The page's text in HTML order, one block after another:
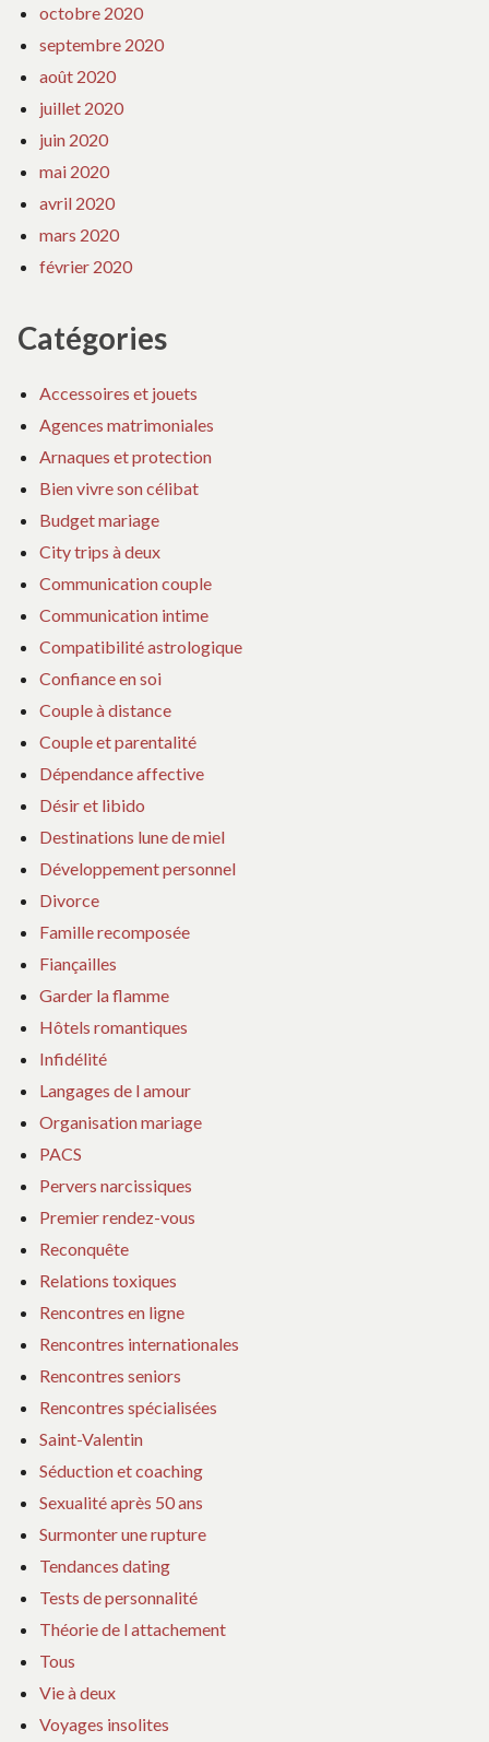
octobre 2020
septembre 2020
août 2020
juillet 2020
juin 2020
mai 2020
avril 2020
mars 2020
février 2020
Catégories
Accessoires et jouets
Agences matrimoniales
Arnaques et protection
Bien vivre son célibat
Budget mariage
City trips à deux
Communication couple
Communication intime
Compatibilité astrologique
Confiance en soi
Couple à distance
Couple et parentalité
Dépendance affective
Désir et libido
Destinations lune de miel
Développement personnel
Divorce
Famille recomposée
Fiançailles
Garder la flamme
Hôtels romantiques
Infidélité
Langages de l amour
Organisation mariage
PACS
Pervers narcissiques
Premier rendez-vous
Reconquête
Relations toxiques
Rencontres en ligne
Rencontres internationales
Rencontres seniors
Rencontres spécialisées
Saint-Valentin
Séduction et coaching
Sexualité après 50 ans
Surmonter une rupture
Tendances dating
Tests de personnalité
Théorie de l attachement
Tous
Vie à deux
Voyages insolites